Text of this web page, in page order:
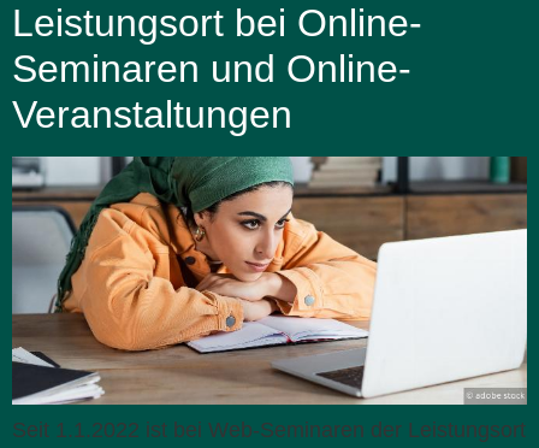
Leistungsort bei Online-
Seminaren und Online-
Veranstaltungen
Seit 1.1.2022 ist bei Web-Seminaren der Leistungsort